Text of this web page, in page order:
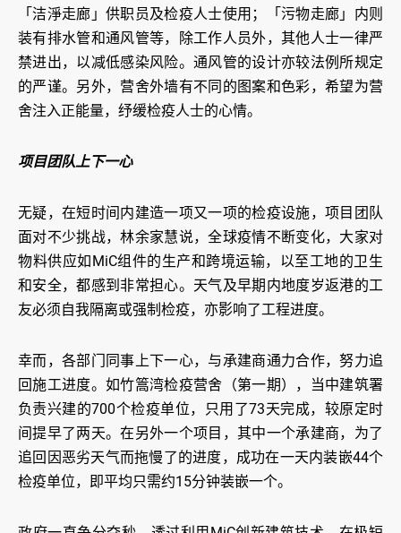
「洁淨走廊」供职员及检疫人士使用；「污物走廊」内则
装有排水管和通风管等，除工作人员外，其他人士一律严
禁进出，以减低感染风险。通风管的设计亦较法例所规定
的严谨。另外，营舍外墙有不同的图案和色彩，希望为营
舍注入正能量，纾缓检疫人士的心情。
项目团队上下一心
无疑，在短时间内建造一项又一项的检疫设施，项目团队
面对不少挑战，林余家慧说，全球疫情不断变化，大家对
物料供应如MiC组件的生产和跨境运输，以至工地的卫生
和安全，都感到非常担心。天气及早期内地度岁返港的工
友必须自我隔离或强制检疫，亦影响了工程进度。
幸而，各部门同事上下一心，与承建商通力合作，努力追
回施工进度。如竹篙湾检疫营舍（第一期），当中建筑署
负责兴建的700个检疫单位，只用了73天完成，较原定时
间提早了两天。在另外一个项目，其中一个承建商，为了
追回因恶劣天气而拖慢了的进度，成功在一天内装嵌44个
检疫单位，即平均只需约15分钟装嵌一个。